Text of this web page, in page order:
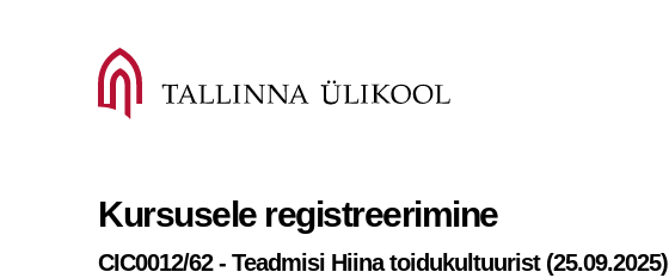
Kursusele registreerimine
CIC0012/62 - Teadmisi Hiina toidukultuurist (25.09.2025)